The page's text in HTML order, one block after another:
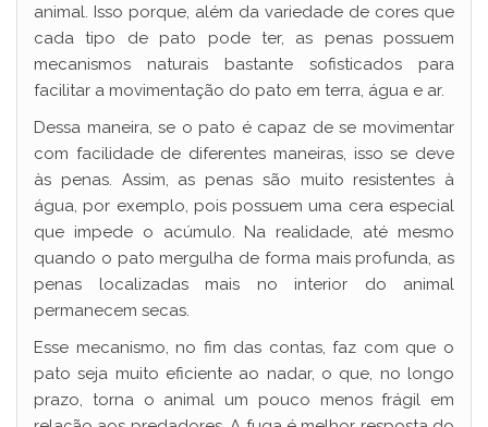
animal. Isso porque, além da variedade de cores que
cada tipo de pato pode ter, as penas possuem
mecanismos naturais bastante sofisticados para
facilitar a movimentação do pato em terra, água e ar.
Dessa maneira, se o pato é capaz de se movimentar
com facilidade de diferentes maneiras, isso se deve
às penas. Assim, as penas são muito resistentes à
água, por exemplo, pois possuem uma cera especial
que impede o acúmulo. Na realidade, até mesmo
quando o pato mergulha de forma mais profunda, as
penas localizadas mais no interior do animal
permanecem secas.
Esse mecanismo, no fim das contas, faz com que o
pato seja muito eficiente ao nadar, o que, no longo
prazo, torna o animal um pouco menos frágil em